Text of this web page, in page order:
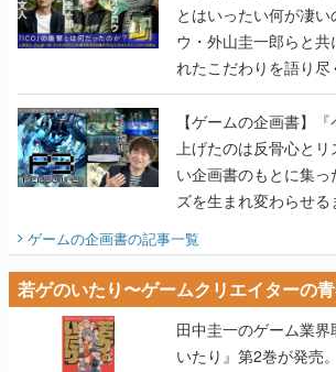
とはいったい何が凄
ウ・外山圭一郎らと
れたこだわりを語り
画書】
【ゲームの企画書】
上げたのは反骨心と
い企画書のもとに集っ
ズを生まれ変わらせ
ゲームの企画書の記事一覧
若ゲのいたり〜ゲームクリエイターの
田中圭一のゲーム業
いたり』第2巻が発売